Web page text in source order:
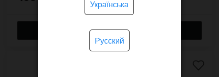
Українська
Русский